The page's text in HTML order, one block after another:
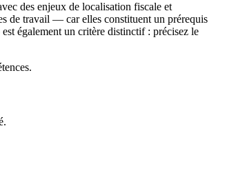
des enjeux de localisation fiscale et
de travail — car elles constituent un prérequis
également un critère distinctif : précisez le